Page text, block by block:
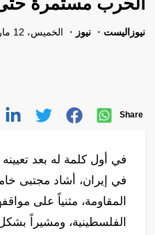
نيوزاليست نيوز الخميس، 12 مارس 2026
Share
في أول كلمة له بعد
في إيران، أشاد مجتبى
المقاومة، مثنياً على
الفلسطينية، ومشيراً